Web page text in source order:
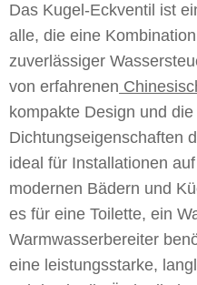
Das Kugel-Eckventil ist
alle, die eine
zuverlässiger
von erfahrenen
kompakte Design und
Dichtungseigenschaften
ideal für Installationen
modernen Bädern und
es für eine Toilette, ein
Warmwasserbereiter
eine leistungsstarke,